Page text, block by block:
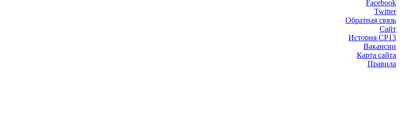
Facebook
Twitter
Обратная связь
Сайт
История СР13
Вакансии
Карта сайта
Правила